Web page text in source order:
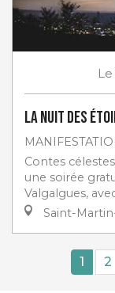
Le
La Nuit des
Contes
une soirée
Valgalgues,
Saint-
1 2